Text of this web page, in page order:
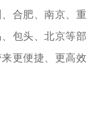
合肥、南京、重
包头、北京等部
更便捷、更高效